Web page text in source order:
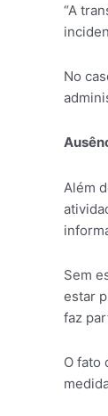
“A
No
Além
Sem
estar
faz
O fato